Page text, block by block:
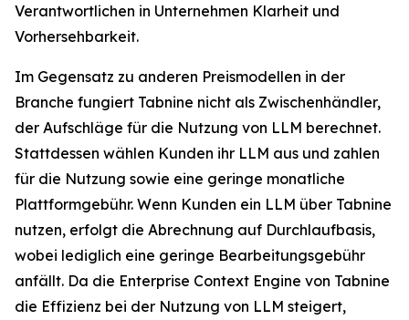
Verantwortlichen in Unternehmen Klarheit und
Vorhersehbarkeit.
Im Gegensatz zu anderen Preismodellen in der
Branche fungiert Tabnine nicht als Zwischenhändler,
der Aufschläge für die Nutzung von LLM berechnet.
Stattdessen wählen Kunden ihr LLM aus und zahlen
für die Nutzung sowie eine geringe monatliche
Plattformgebühr. Wenn Kunden ein LLM über Tabnine
nutzen, erfolgt die Abrechnung auf Durchlaufbasis,
wobei lediglich eine geringe Bearbeitungsgebühr
anfällt. Da die Enterprise Context Engine von Tabnine
die Effizienz bei der Nutzung von LLM steigert,